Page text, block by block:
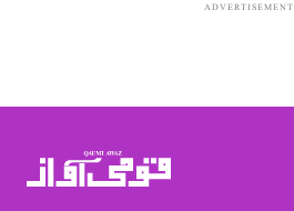
ADVERTISEMENT